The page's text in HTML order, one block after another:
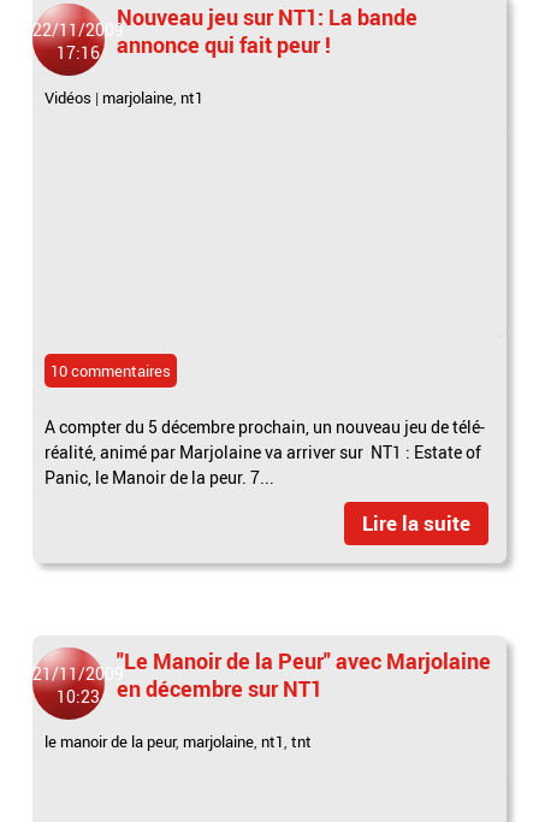
22/11/2009
17:16
Nouveau jeu sur NT1: La bande
annonce qui fait peur !
Vidéos | marjolaine, nt1
10 commentaires
A compter du 5 décembre prochain, un nouveau jeu de télé-
réalité, animé par Marjolaine va arriver sur NT1 : Estate of
Panic, le Manoir de la peur. 7...
Lire la suite
21/11/2009
10:23
"Le Manoir de la Peur" avec Marjolaine
en décembre sur NT1
le manoir de la peur, marjolaine, nt1,tnt